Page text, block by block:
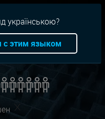
українською?
с этим языком